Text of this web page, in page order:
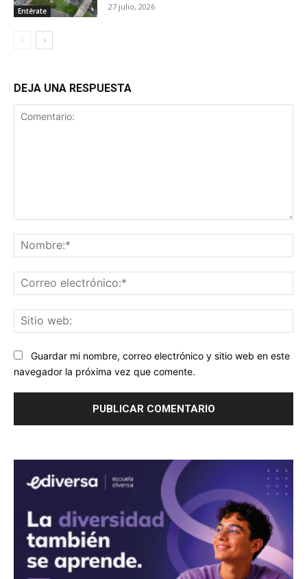
Entérate 27 julio, 2026
DEJA UNA RESPUESTA
Guardar mi nombre, correo electrónico y sitio web en este
navegador la próxima vez que comente.